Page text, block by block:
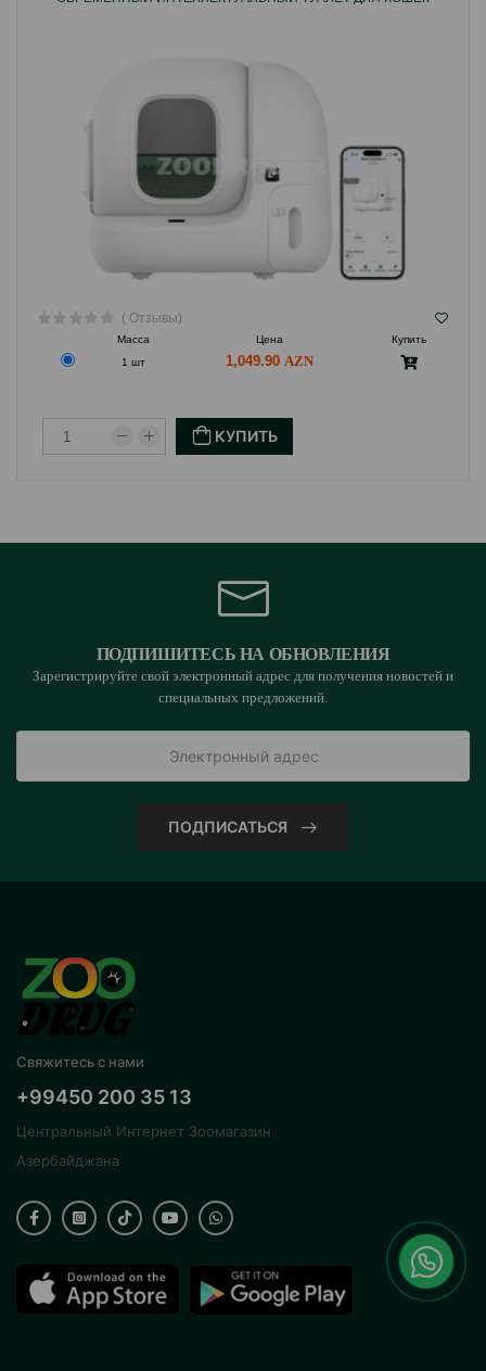
( Отзывы)
Масса Цена
Купить
1 шт
1,049.90
КУПИТЬ
ПОДПИШИТЕСЬ НА ОБНОВЛЕНИЯ
Зарегистрируйте свой электронный адрес для получения новостей и
специальных предложений.
ПОДПИСАТЬСЯ
Свяжитесь с нами
+99450 200 35 13
Центральный Интернет Зоомагазин
Азербайджана